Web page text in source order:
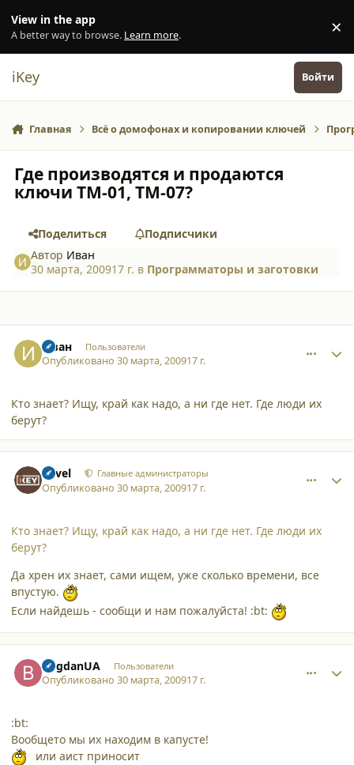
View in the app
A better way to browse. Learn more. ×
iKey Войти
Главная Всё о домофонах и копировании ключей
Где производятся и продаются
ключи ТМ-01, ТМ-07?
Поделиться
Подписчики
Автор Иван
30 марта, 200917 г. в Программаторы и заготовки
Иван Пользователи
Опубликовано30 марта, 200917 г.
Кто знает? Ищу, край как надо, а ни где нет. Где люди их
берут?
Pavel Главные администраторы
Опубликовано30 марта, 200917 г.
Кто знает? Ищу, край как надо, а ни где нет. Где люди их
берут?
Да хрен их знает, сами ищем, уже сколько времени, все
впустую.
Если найдешь - сообщи и нам пожалуйста! :bt:
BogdanUA Пользователи
Опубликовано30 марта, 200917 г.
:bt:
Вообщето мы их находим в капусте!
или аист приносит